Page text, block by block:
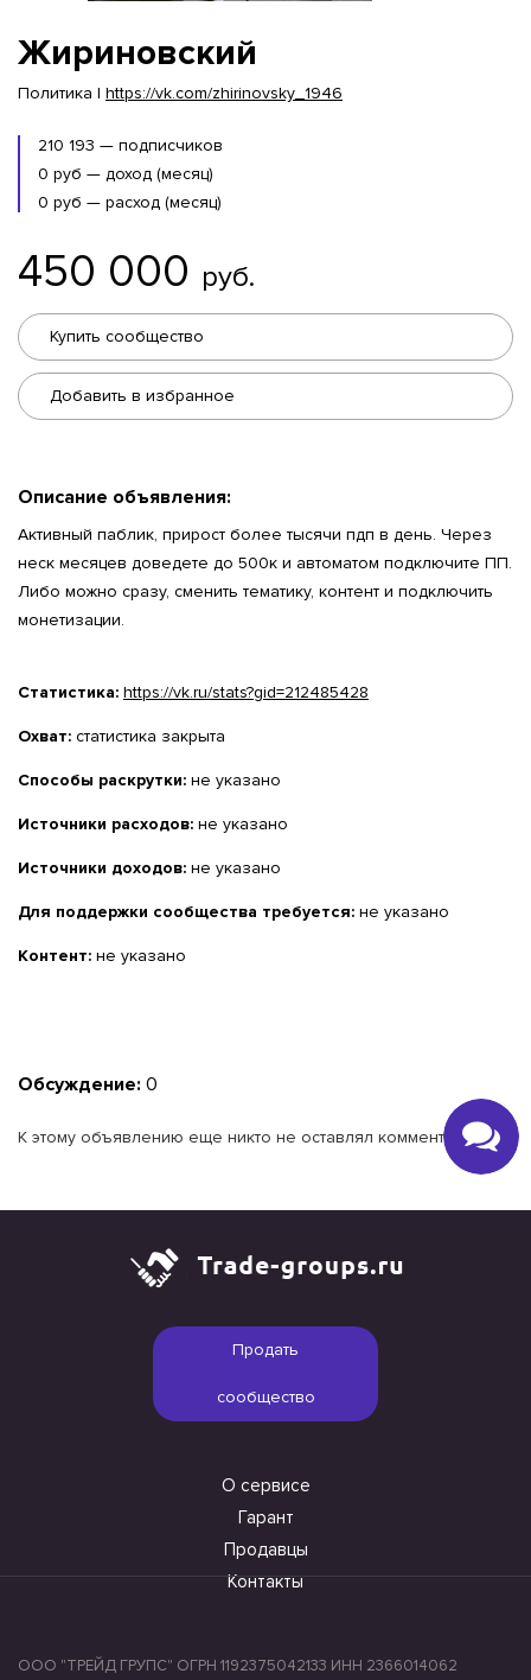
Жириновский
Политика | https://vk.com/zhirinovsky_1946
210 193 — подписчиков
0 руб — доход (месяц)
0 руб — расход (месяц)
450 000 руб.
Купить сообщество
Добавить в избранное
Описание объявления:
Активный паблик, прирост более тысячи пдп в день. Через
неск месяцев доведете до 500к и автоматом подключите ПП.
Либо можно сразу, сменить тематику, контент и подключить
монетизации.
Статистика: https://vk.ru/stats?gid=212485428
Охват: статистика закрыта
Способы раскрутки: не указано
Источники расходов: не указано
Источники доходов: не указано
Для поддержки сообщества требуется: не указано
Контент: не указано
Обсуждение: 0
К этому объявлению еще никто не оставлял комментариев.
Продать
сообщество
О сервисе
Гарант
Продавцы
Контакты
ООО "ТРЕЙД ГРУПС" ОГРН 1192375042133 ИНН 2366014062